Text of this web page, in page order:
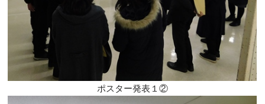
ポスター発表１②